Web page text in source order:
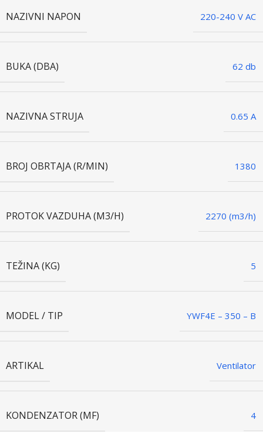
NAZIVNI NAPON 220-240 V AC
BUKA (DBA) 62 db
NAZIVNA STRUJA 0.65 A
BROJ OBRTAJA (R/MIN) 1380
PROTOK VAZDUHA (M3/H) 2270 (m3/h)
TEŽINA (KG) 5
MODEL / TIP YWF4E – 350 – B
ARTIKAL Ventilator
KONDENZATOR (ΜF) 4